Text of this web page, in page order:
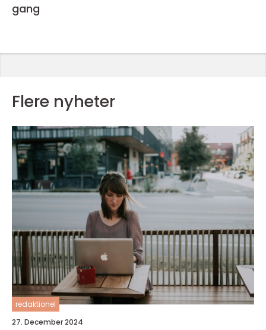
gang
Flere nyheter
redaktionel
27. December 2024